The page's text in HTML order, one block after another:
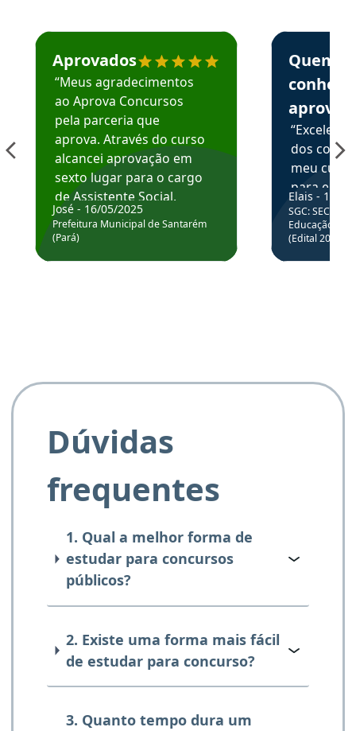
Estudante José recomenda o Aprova Concursos em
Aprovados
“Meus agradecimentos
ao Aprova Concursos
pela parceria que
aprova. Através do curso
alcancei aprovação em
sexto lugar para o cargo
de Assistente Social.
Hoje estou atuando na
Prefeitura de Santarém.
José - 16/05/2025
Prefeitura Municipal de Santarém
(Pará)
Estudante
Quem
aprova
dos
meu
para
colocar
através
de
Elais - 15/
SGC: SEC BA
Educação
(Edital
Dúvidas
frequentes
1. Qual a melhor forma de
estudar para concursos
públicos?
2. Existe uma forma mais fácil
de estudar para concurso?
3. Quanto tempo dura um